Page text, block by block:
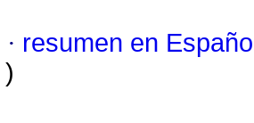
· resumen en
)